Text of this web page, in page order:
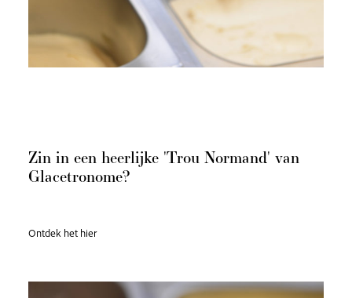
Zin in een heerlijke 'Trou Normand' van
Glacetronome?
Ontdek het hier